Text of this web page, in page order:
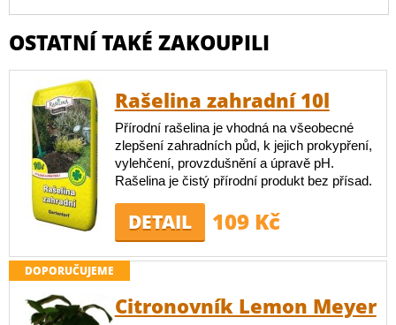
OSTATNÍ TAKÉ ZAKOUPILI
Rašelina zahradní 10l
Přírodní rašelina je vhodná na všeobecné
zlepšení zahradních půd, k jejich prokypření,
vylehčení, provzdušnění a úpravě pH.
Rašelina je čistý přírodní produkt bez přísad.
DETAIL 109 Kč
DOPORUČUJEME
Citronovník Lemon Meyer